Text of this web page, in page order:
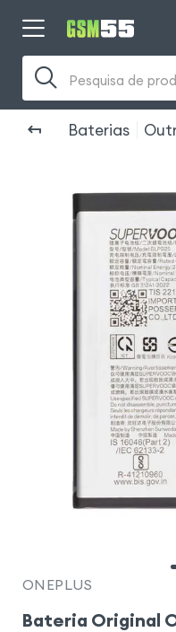
Pesquisa de
Baterias
ONEPLUS
Bateria Original